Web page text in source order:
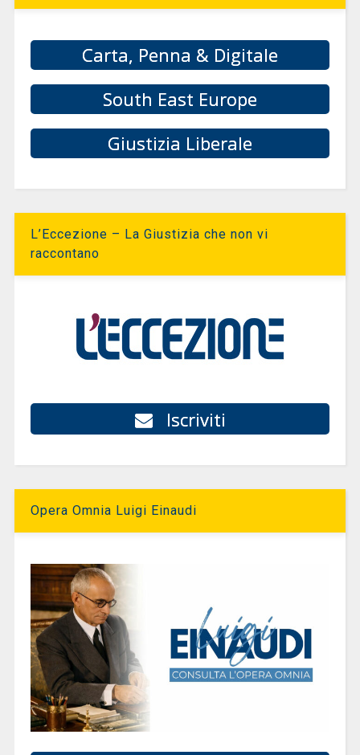
Carta, Penna & Digitale
South East Europe
Giustizia Liberale
L’Eccezione – La Giustizia che non vi
raccontano
Iscriviti
Opera Omnia Luigi Einaudi